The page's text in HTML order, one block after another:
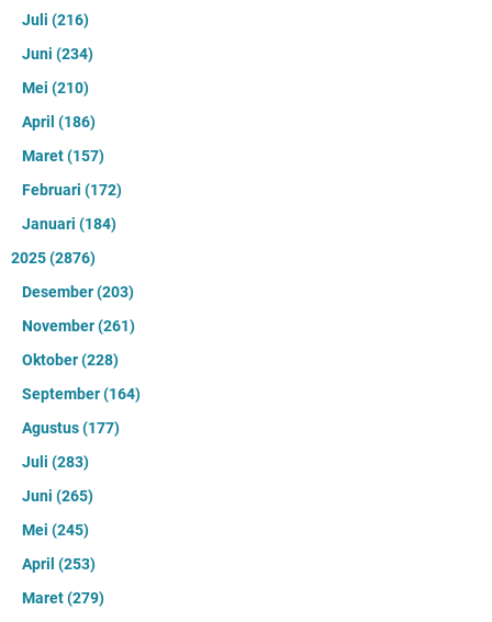
Juli (216)
Juni (234)
Mei (210)
April (186)
Maret(157)
Februari (172)
Januari (184)
2025(2876)
Desember(203)
November(261)
Oktober(228)
September(164)
Agustus(177)
Juli (283)
Juni (265)
Mei (245)
April (253)
Maret(279)